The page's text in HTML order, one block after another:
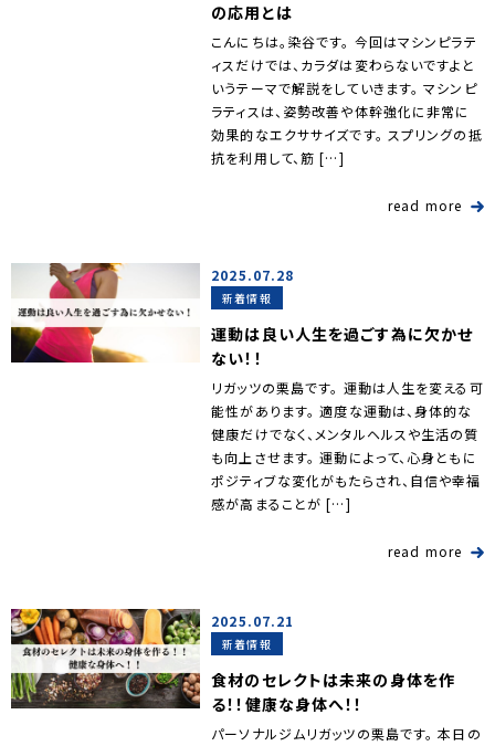
の応用とは
こんにちは。染谷です。 今回はマシンピラテ
ィスだけでは、カラダは変わらないですよと
いうテーマで解説をしていきます。 マシンピ
ラティスは、姿勢改善や体幹強化に非常に
効果的なエクササイズです。 スプリングの抵
抗を利用して、筋 […]
read more
2025.07.28
新着情報
運動は良い人生を過ごす為に欠かせ
ない！！
リガッツの栗島です。 運動は人生を変える可
能性があります。 適度な運動は、身体的な
健康だけでなく、メンタルヘルスや生活の質
も向上させます。 運動によって、心身ともに
ポジティブな変化がもたらされ、自信や幸福
感が高まることが […]
read more
2025.07.21
新着情報
食材のセレクトは未来の身体を作
る！！健康な身体へ！！
パーソナルジムリガッツの栗島です。 本日の